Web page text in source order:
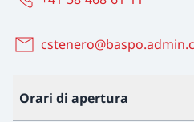
Orari di apertura